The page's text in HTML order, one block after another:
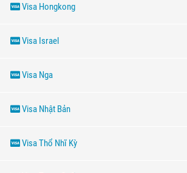
Visa Hongkong
Visa Israel
Visa Nga
Visa Nhật Bản
Visa Thổ Nhĩ Kỳ